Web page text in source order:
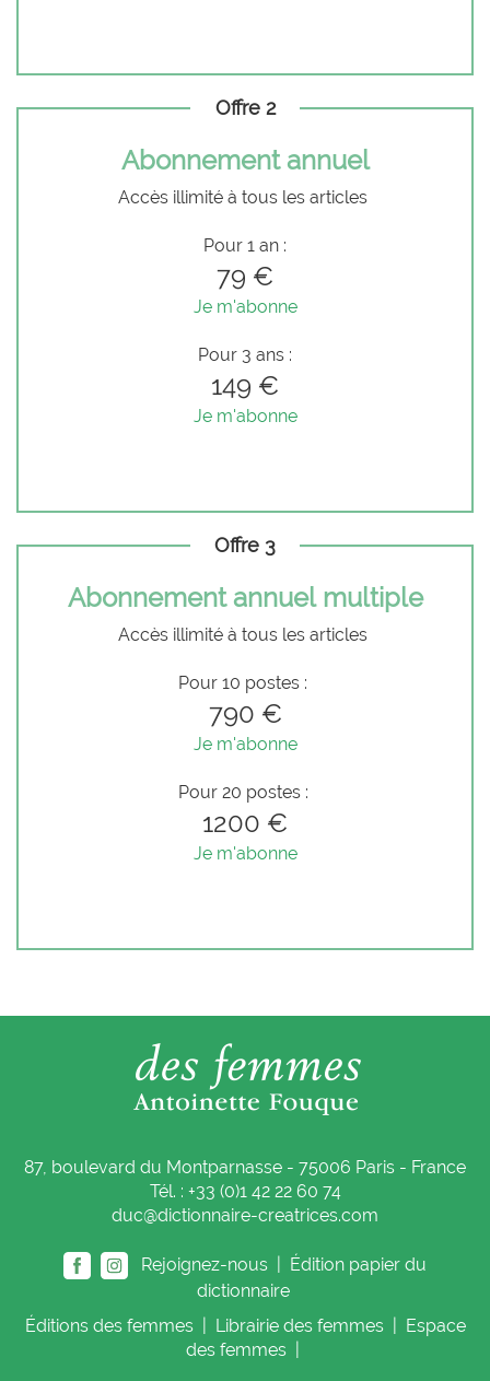
Offre 2
Abonnement annuel
Accès illimité à tous les articles
Pour 1 an :
79 €
Je m'abonne
Pour 3 ans :
149 €
Je m'abonne
Offre 3
Abonnement annuel multiple
Accès illimité à tous les articles
Pour 10 postes :
790 €
Je m'abonne
Pour 20 postes :
1200 €
Je m'abonne
87, boulevard du Montparnasse - 75006 Paris - France
Tél. : +33 (0)1 42 22 60 74
duc@dictionnaire-creatrices.com
Rejoignez-nous |
Édition papier du
dictionnaire
Éditions des femmes Librairie des femmes
Espace
des femmes